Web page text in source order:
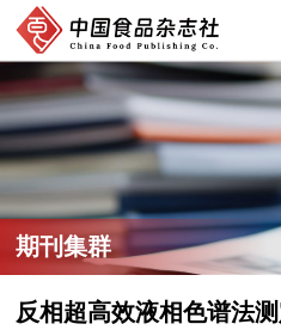
期刊集群
反相超高效液相色谱法